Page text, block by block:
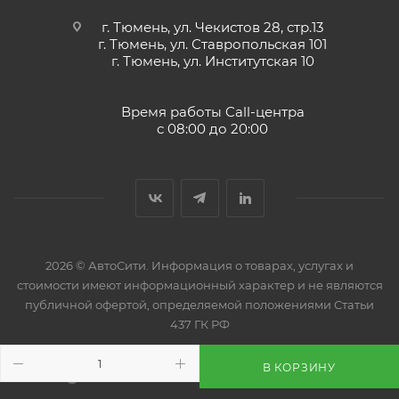
В КОРЗИНУ
Предназначено для двухтактных подвесных
лодочных моторов, водных скутеров и гидроциклов,
требующих применения масел уровня API TC или
г. Тюмень, ул. Чекистов 28, стр.13
г. Тюмень, ул. Ставропольская 101
г. Тюмень, ул. Институтская 10
Время работы Call-центра
с 08:00 до 20:00
2026 © АвтоСити. Информация о товарах, услугах и
стоимости имеют информационный характер и не являются
публичной офертой, определяемой положениями Статьи
437 ГК РФ